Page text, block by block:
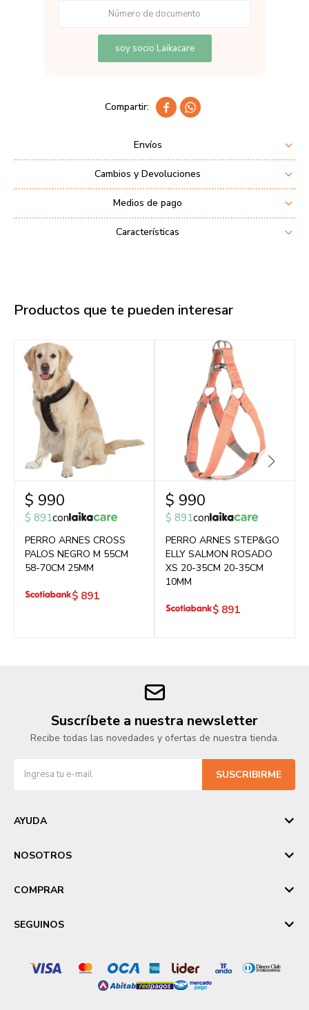
soy socio Laikacare
 
Envíos
Cambios y Devoluciones
Medios de pago
Características
Productos que te pueden interesar
$ 990
$ 891con
PERRO ARNES CROSS
PALOS NEGRO M 55CM
58-70CM 25MM
$ 891
$ 990
$ 891con
PERRO ARNES STEP&GO
ELLY SALMON ROSADO
XS 20-35CM 20-35CM
10MM
$ 891
Suscríbete a nuestra newsletter
Recibe todas las novedades y ofertas de nuestra tienda.
SUSCRIBIRME
AYUDA
NOSOTROS
COMPRAR
SEGUINOS